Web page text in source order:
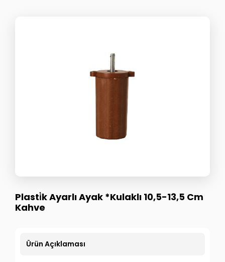
Plasti̇k Ayarlı Ayak *Kulaklı 10,5-13,5 Cm
Kahve
Ürün Açıklaması